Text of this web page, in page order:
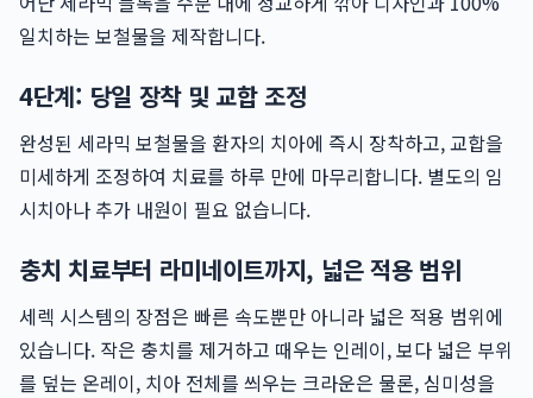
일치하는 보철물을 제작합니다.
4단계: 당일 장착 및 교합 조정
완성된 세라믹 보철물을 환자의 치아에 즉시 장착하고, 교합을
미세하게 조정하여 치료를 하루 만에 마무리합니다. 별도의 임
시치아나 추가 내원이 필요 없습니다.
충치 치료부터 라미네이트까지, 넓은 적용 범위
세렉 시스템의 장점은 빠른 속도뿐만 아니라 넓은 적용 범위에
있습니다. 작은 충치를 제거하고 때우는 인레이, 보다 넓은 부위
를 덮는 온레이, 치아 전체를 씌우는 크라운은 물론, 심미성을